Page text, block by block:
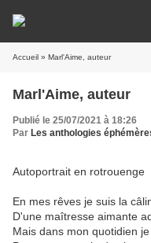
Accueil » Marl'Aime, auteur
Marl'Aime, auteur
Publié le 25/07/2021 à 18:26
Par Les anthologies
Autoportrait en rotrouenge
En mes rêves je suis la
D'une maîtresse aimante
Mais dans mon quotidien